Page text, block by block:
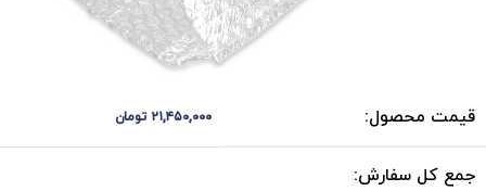
قیمت محصول: ۲۱,۴۵۰,۰۰۰ تومان
جمع کل سفارش: